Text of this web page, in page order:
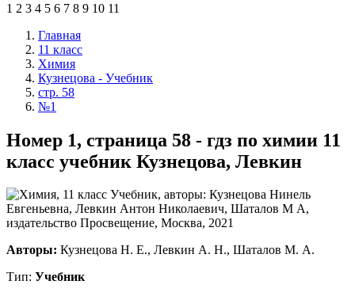
1 2 3 4 5 6 7 8 9 10 11
Главная
11 класс
Химия
Кузнецова - Учебник
стр. 58
№1
Номер 1, страница 58 - гдз по химии 11
класс учебник Кузнецова, Левкин
Авторы: Кузнецова Н. Е., Левкин А. Н., Шаталов М. А.
Тип: Учебник